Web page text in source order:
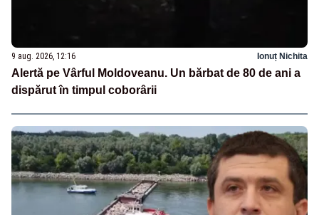
9 aug. 2026, 12:16 Ionuț Nichita
Alertă pe Vârful Moldoveanu. Un bărbat de 80 de ani a
dispărut în timpul coborârii